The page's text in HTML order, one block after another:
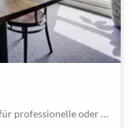
Schöner und eleganter Tagungsraum für professionelle oder gelegentliche Zusammenkünfte